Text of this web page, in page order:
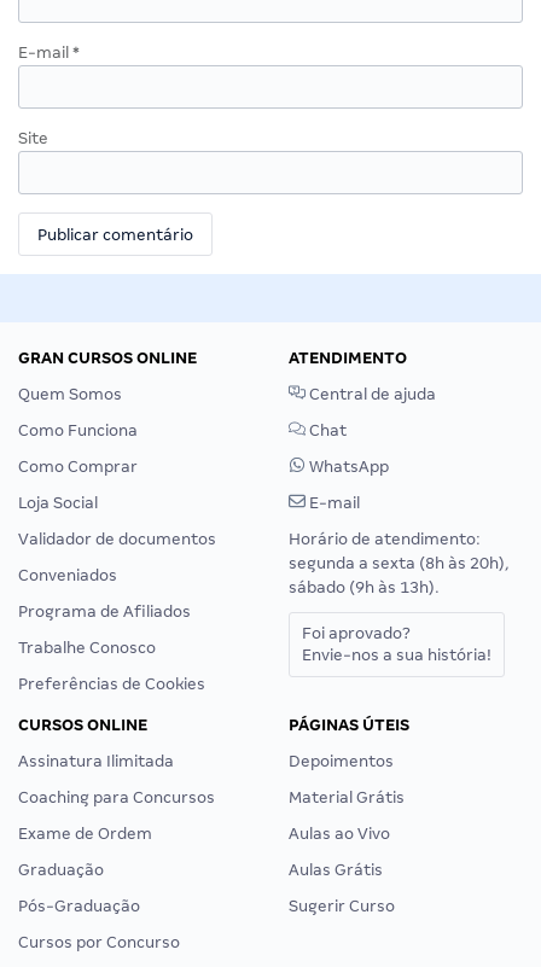
E-mail *
Site
GRAN CURSOS ONLINE
Quem Somos
Como Funciona
Como Comprar
Loja Social
Validador de documentos
Conveniados
Programa de Afiliados
Trabalhe Conosco
Preferências de Cookies
ATENDIMENTO
Central de ajuda
Chat
WhatsApp
E-mail
Horário de atendimento:
segunda a sexta (8h às 20h),
sábado (9h às 13h).
Foi aprovado?
Envie-nos a sua história!
CURSOS ONLINE
Assinatura Ilimitada
Coaching para Concursos
Exame de Ordem
Graduação
Pós-Graduação
Cursos por Concurso
PÁGINAS ÚTEIS
Depoimentos
Material Grátis
Aulas ao Vivo
Aulas Grátis
Sugerir Curso